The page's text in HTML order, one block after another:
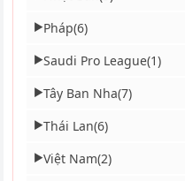
▶Pháp(6)
▶Saudi Pro League(1)
▶Tây Ban Nha(7)
▶Thái Lan(6)
▶Việt Nam(2)